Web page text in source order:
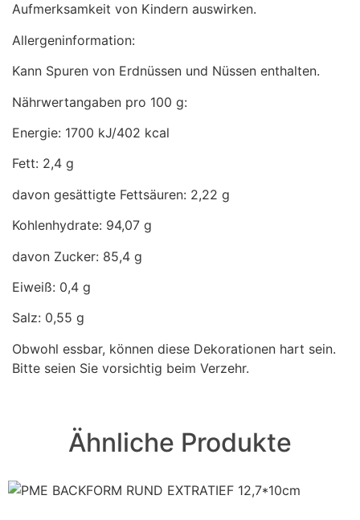
Aufmerksamkeit von Kindern auswirken.
Allergeninformation:
Kann Spuren von Erdnüssen und Nüssen enthalten.
Nährwertangaben pro 100 g:
Energie: 1700 kJ/402 kcal
Fett: 2,4 g
davon gesättigte Fettsäuren: 2,22 g
Kohlenhydrate: 94,07 g
davon Zucker: 85,4 g
Eiweiß: 0,4 g
Salz: 0,55 g
Obwohl essbar, können diese Dekorationen hart sein.
Bitte seien Sie vorsichtig beim Verzehr.
Ähnliche Produkte